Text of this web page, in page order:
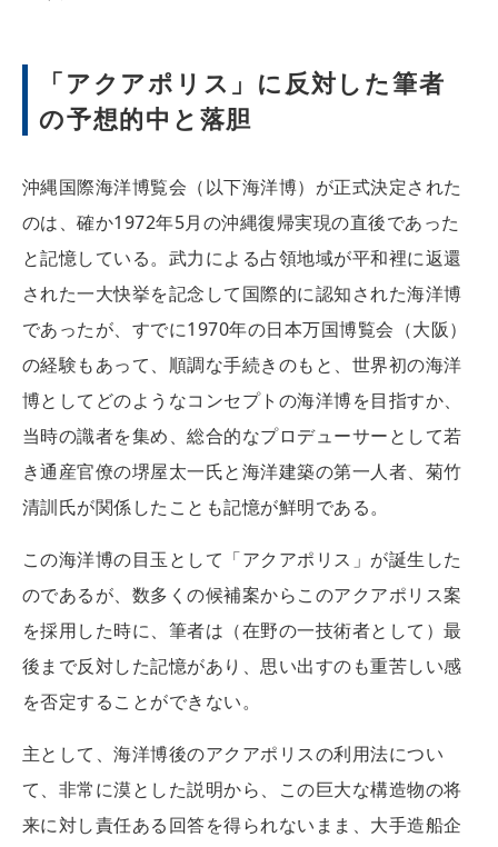
「アクアポリス」に反対した筆者
の予想的中と落胆
沖縄国際海洋博覧会（以下海洋博）が正式決定された
のは、確か1972年5月の沖縄復帰実現の直後であった
と記憶している。武力による占領地域が平和裡に返還
された一大快挙を記念して国際的に認知された海洋博
であったが、すでに1970年の日本万国博覧会（大阪）
の経験もあって、順調な手続きのもと、世界初の海洋
博としてどのようなコンセプトの海洋博を目指すか、
当時の識者を集め、総合的なプロデューサーとして若
き通産官僚の堺屋太一氏と海洋建築の第一人者、菊竹
清訓氏が関係したことも記憶が鮮明である。
この海洋博の目玉として「アクアポリス」が誕生した
のであるが、数多くの候補案からこのアクアポリス案
を採用した時に、筆者は（在野の一技術者として）最
後まで反対した記憶があり、思い出すのも重苦しい感
を否定することができない。
主として、海洋博後のアクアポリスの利用法につい
て、非常に漠とした説明から、この巨大な構造物の将
来に対し責任ある回答を得られないまま、大手造船企